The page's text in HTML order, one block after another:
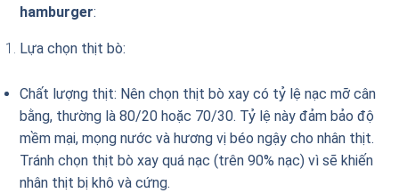
hamburger:
Lựa chọn thịt bò:
Chất lượng thịt: Nên chọn thịt bò xay có tỷ lệ nạc mỡ cân
bằng, thường là 80/20 hoặc 70/30. Tỷ lệ này đảm bảo độ
mềm mại, mọng nước và hương vị béo ngậy cho nhân thịt.
Tránh chọn thịt bò xay quá nạc (trên 90% nạc) vì sẽ khiến
nhân thịt bị khô và cứng.